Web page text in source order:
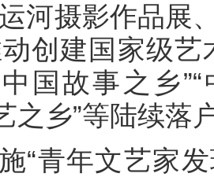
河摄影作品展
创建国家级
国故事之乡
之乡”等陆续落
“青年文艺家